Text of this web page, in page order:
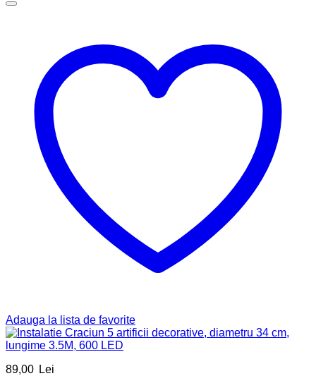
Adauga la lista de favorite
89,00 Lei